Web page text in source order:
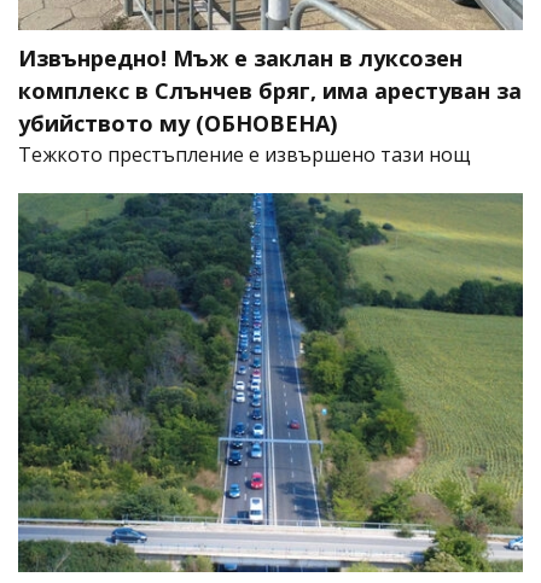
Извънредно! Мъж е заклан в луксозен
комплекс в Слънчев бряг, има арестуван за
убийството му (ОБНОВЕНА)
​Тежкото престъпление е извършено тази нощ